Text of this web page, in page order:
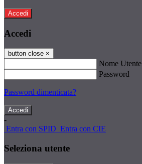
Accedi
Accedi
button close ×
Nome Utente
Password
Password dimenticata?
-
Entra con SPID Entra con CIE
Seleziona utente